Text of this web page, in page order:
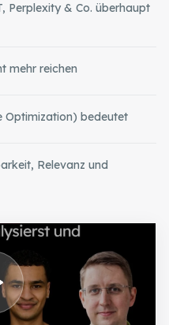
Perplexity & Co. überhaupt
mehr reichen
Optimization) bedeutet
Relevanz und